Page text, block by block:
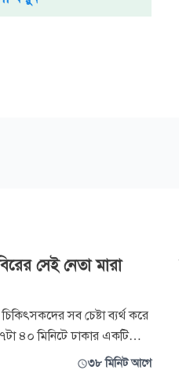
সেই নেতা মারা
সব চেষ্টা ব্যর্থ করে
৪০ মিনিটে ঢাকার একটি
আহত ছাত্র শিবির নেতা
৩৮ মিনিট আগে